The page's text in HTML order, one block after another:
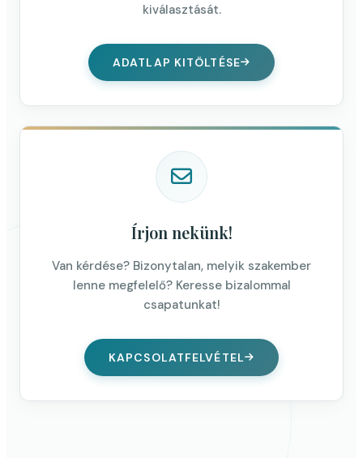
kiválasztását.
ADATLAP KITÖLTÉSE
Írjon nekünk!
Van kérdése? Bizonytalan, melyik szakember
lenne megfelelő? Keresse bizalommal
csapatunkat!
KAPCSOLATFELVÉTEL